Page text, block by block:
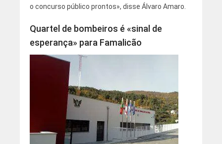
o concurso público prontos», disse Álvaro Amaro.
Quartel de bombeiros é «sinal de
esperança» para Famalicão